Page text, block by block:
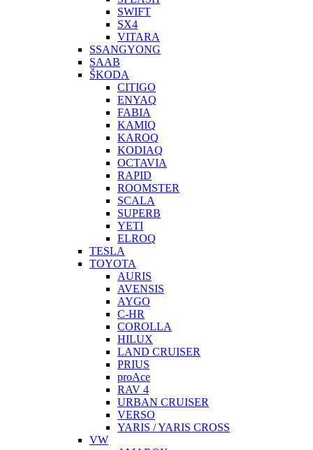
SWIFT
SX4
VITARA
SSANGYONG
SAAB
ŠKODA
CITIGO
ENYAQ
FABIA
KAMIQ
KAROQ
KODIAQ
OCTAVIA
RAPID
ROOMSTER
SCALA
SUPERB
YETI
ELROQ
TESLA
TOYOTA
AURIS
AVENSIS
AYGO
C-HR
COROLLA
HILUX
LAND CRUISER
PRIUS
proAce
RAV 4
URBAN CRUISER
VERSO
YARIS / YARIS CROSS
VW